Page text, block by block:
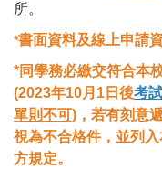
所。
*書面資料及線上申請
*同學務必繳交符合本
(2023年10月1日後考試
單則不可)，若有刻意
視為不合格件， 並列
方規定。